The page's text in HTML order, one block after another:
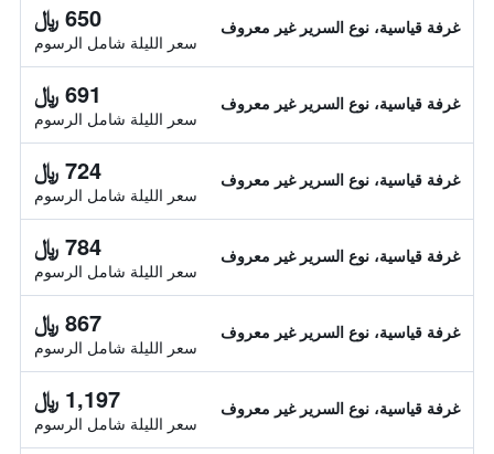
غرفة قياسية، نوع السرير غير معروف 650 ﷼
سعر الليلة شامل الرسوم
غرفة قياسية، نوع السرير غير معروف 691 ﷼
سعر الليلة شامل الرسوم
غرفة قياسية، نوع السرير غير معروف 724 ﷼
سعر الليلة شامل الرسوم
غرفة قياسية، نوع السرير غير معروف 784 ﷼
سعر الليلة شامل الرسوم
غرفة قياسية، نوع السرير غير معروف 867 ﷼
سعر الليلة شامل الرسوم
غرفة قياسية، نوع السرير غير معروف 1,197 ﷼
سعر الليلة شامل الرسوم